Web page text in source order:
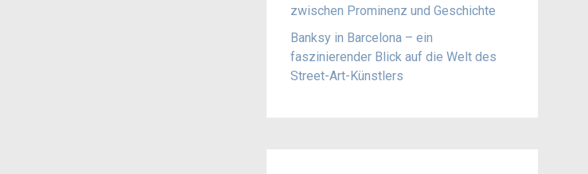
zwischen Prominenz und Geschichte
Banksy in Barcelona – ein
faszinierender Blick auf die Welt des
Street-Art-Künstlers